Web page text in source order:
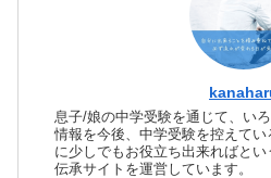
息子/娘の中学受験を通じて、い
情報を今後、中学受験を控えてい
に少しでもお役立ち出来ればと
伝承サイトを運営しています。